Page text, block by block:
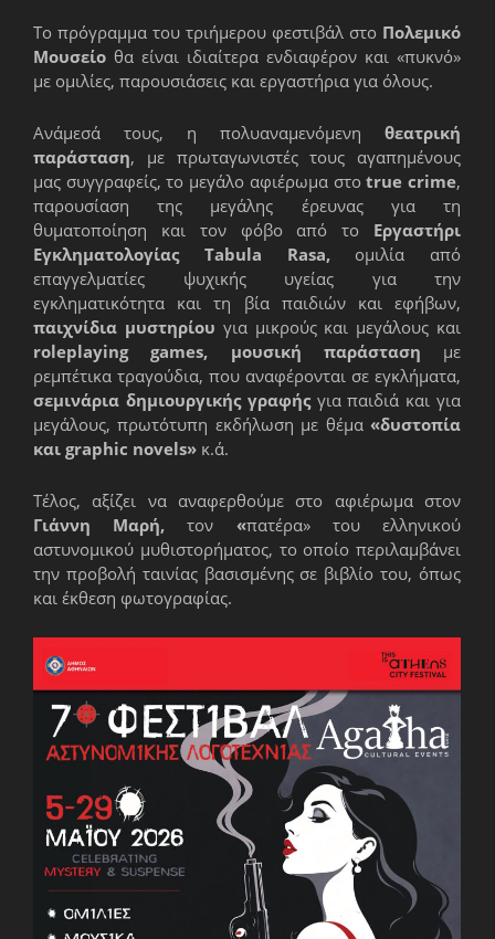
Το πρόγραμμα του τριήμερου φεστιβάλ στο Πολεμικό
Μουσείο θα είναι ιδιαίτερα ενδιαφέρον και «πυκνό»
με ομιλίες, παρουσιάσεις και εργαστήρια για όλους.
Ανάμεσά τους, η πολυαναμενόμενη θεατρική
παράσταση, με πρωταγωνιστές τους αγαπημένους
μας συγγραφείς, το μεγάλο αφιέρωμα στοtrue crime,
παρουσίαση της μεγάλης έρευνας για τη
θυματοποίηση και τον φόβο από το Eργαστήρι
Eγκληματολογίας Tabula
Rasa,ομιλία από
επαγγελματίες ψυχικής υγείας για την
εγκληματικότητα και τη βία παιδιών και εφήβων,
παιχνίδια μυστηρίου για μικρούς και μεγάλους και
roleplaying games,
μουσική παράσταση με
ρεμπέτικα τραγούδια, που αναφέρονται σε εγκλήματα,
σεμινάρια δημιουργικής γραφήςγια παιδιά και για
μεγάλους, πρωτότυπη εκδήλωση με θέμα «δυστοπία
και graphic novels» κ.ά.
Τέλος, αξίζει να αναφερθούμε στο αφιέρωμα στον
Γιάννη Μαρή,τον «πατέρα» του ελληνικού
αστυνομικού μυθιστορήματος, το οποίο περιλαμβάνει
την προβολή ταινίας βασισμένης σε βιβλίο του, όπως
και έκθεση φωτογραφίας.